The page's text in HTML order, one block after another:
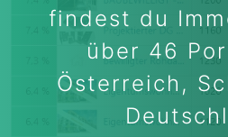
findest du
über 46
Österreich,